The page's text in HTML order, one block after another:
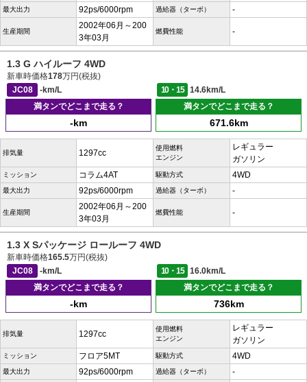
最大出力 92ps/6000rpm 過給器（ターボ） -
生産期間
2002年06月～200
3年03月
燃費性能 -
1.3 G ハイルーフ 4WD
新車時価格178万円(税抜)
JC08
-km/L 10・15
14.6km/L
満タンでどこまで走る？
-km
満タンでどこまで走る？
671.6km
排気量 1297cc
使用燃料
エンジン
レギュラー
ガソリン
ミッション コラム4AT 駆動方式 4WD
最大出力 92ps/6000rpm 過給器（ターボ） -
生産期間
2002年06月～200
3年03月
燃費性能 -
1.3 X Sパッケージ ロールーフ 4WD
新車時価格165.5万円(税抜)
JC08
-km/L 10・15
16.0km/L
満タンでどこまで走る？
-km
満タンでどこまで走る？
736km
排気量 1297cc
使用燃料
エンジン
レギュラー
ガソリン
ミッション フロア5MT 駆動方式 4WD
最大出力 92ps/6000rpm 過給器（ターボ） -